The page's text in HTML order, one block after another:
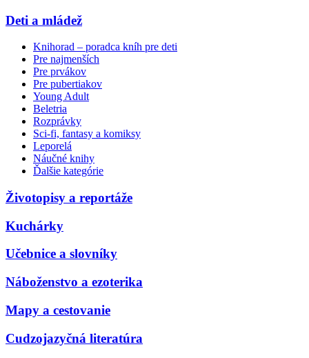
Deti a mládež
Knihorad – poradca kníh pre deti
Pre najmenších
Pre prvákov
Pre pubertiakov
Young Adult
Beletria
Rozprávky
Sci-fi, fantasy a komiksy
Leporelá
Náučné knihy
Ďalšie kategórie
Životopisy a reportáže
Kuchárky
Učebnice a slovníky
Náboženstvo a ezoterika
Mapy a cestovanie
Cudzojazyčná literatúra